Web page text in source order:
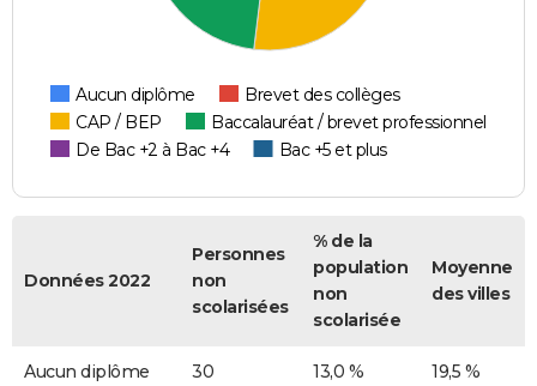
Aucun diplôme
Brevet des collèges
CAP / BEP
Baccalauréat / brevet professionnel
De Bac +2 à Bac +4
Bac +5 et plus
Données 2022
Personnes
non
scolarisées
% de la
population
non
scolarisée
Moyenne
des villes
Aucun diplôme 30 13,0 % 19,5 %